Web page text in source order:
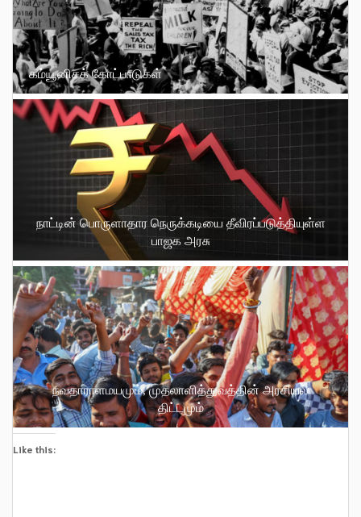
கம்யூனிசக் கோட்பாடுகள்
நாட்டின் பொருளாதார நெருக்கடியை தீவிரப்படுத்தியுள்ள
பாஜக அரசு
நவதாராளமயமும், முதலாளித்துவத்தின் அரசியல்
திட்டமும்
Like this: